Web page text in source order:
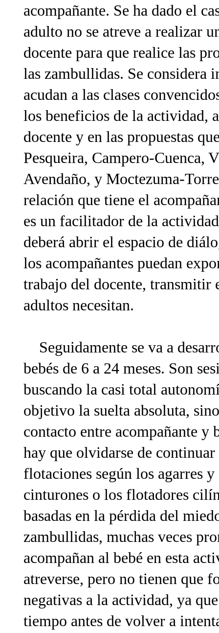
acompañante. Se ha dado el
adulto no se atreve a realizar
docente para que realice las
las zambullidas. Se considera
acudan a las clases
los beneficios de la actividad,
docente y en las propuestas
Pesqueira, Campero-Cuenca,
Avendaño, y Moctezuma-
relación que tiene el
es un facilitador de la
deberá abrir el espacio de
los acompañantes puedan
trabajo del docente, transmitir
adultos necesitan.
Seguidamente se va a
bebés de 6 a 24 meses. Son
buscando la casi total
objetivo la suelta absoluta,
contacto entre acompañante
hay que olvidarse de
flotaciones según los agarres
cinturones o los flotadores
basadas en la pérdida del
zambullidas, muchas veces
acompañan al bebé en esta
atreverse, pero no tienen que
negativas a la actividad, ya
tiempo antes de volver a